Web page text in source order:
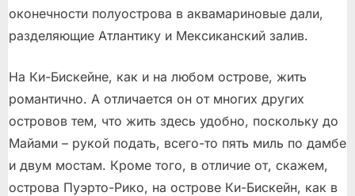
оконечности полуострова в аквамариновые дали,
разделяющие Атлантику и Мексиканский залив.
На Ки-Бискейне, как и на любом острове, жить
романтично. А отличается он от многих других
островов тем, что жить здесь удобно, поскольку до
Майами – рукой подать, всего-то пять миль по дамбе
и двум мостам. Кроме того, в отличие от, скажем,
острова Пуэрто-Рико, на острове Ки-Бискейн, как в